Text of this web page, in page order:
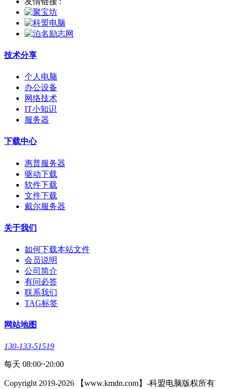
技术分享
个人电脑
办公设备
网络技术
IT小知识
服务器
下载中心
惠普服务器
驱动下载
软件下载
文件下载
戴尔服务器
关于我们
如何下载本站文件
会员说明
公司简介
有问必答
联系我们
TAG标签
网站地图
130-133-51519
每天 08:00~20:00
Copyright 2019-2026 【www.kmdn.com】-科盟电脑版权所有